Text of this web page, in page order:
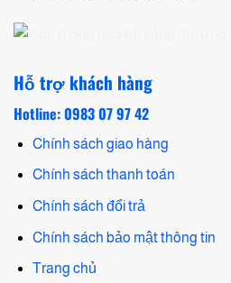
Hỗ trợ khách hàng
Hotline: 0983 07 97 42
Chính sách giao hàng
Chính sách thanh toán
Chính sách đổi trả
Chính sách bảo mật thông tin
Trang chủ